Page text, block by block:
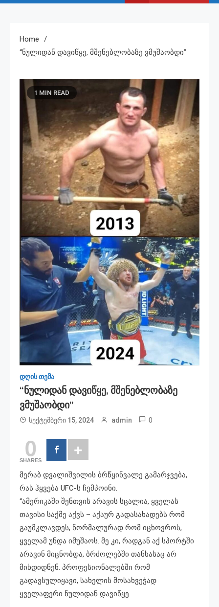
Home
“ნულიდან Დავიწყე, Მშენებლობაზე Ვმუშაობდი”
1 MIN READ
დღის თემა
“ნულიდან Დავიწყე, Მშენებლობაზე
Ვმუშაობდი”
სექტემბერი 15, 2024 admin 0
0
SHARES
მერაბ დვალიშვილის ბრწყინვალე გამარჯვება,
რას ჰყვება UFC-ს ჩემპოინი.
“ამერიკაში შენთვის არავის სცალია, ყველას
თავისი საქმე აქვს – აქაურ გადასახადებს რომ
გაუმკლავდეს, ნორმალურად რომ იცხოვროს,
ყველამ უნდა იმუშაოს. მე კი, რადგან აქ სპორტში
არავინ მიცნობდა, ბრძოლებში თანხასაც არ
მიხდიდნენ. პროფესიონალებში რომ
გადავსულიყავი, სახელის მოსახვეჭად
ყველაფერი ნულიდან დავიწყე.